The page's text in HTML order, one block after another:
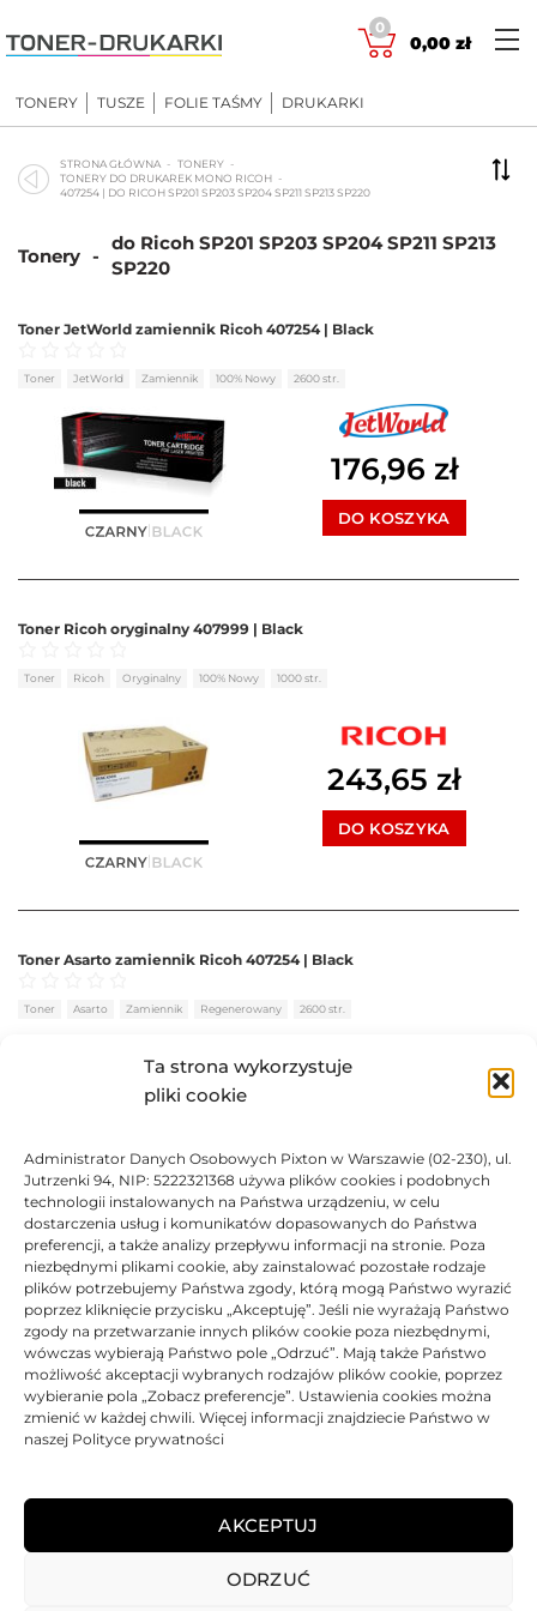
Ta strona wykorzystuje
pliki cookie
Administrator Danych Osobowych Pixton w Warszawie (02-230), ul.
Jutrzenki 94, NIP: 5222321368 używa plików cookies i podobnych
technologii instalowanych na Państwa urządzeniu, w celu
dostarczenia usług i komunikatów dopasowanych do Państwa
preferencji, a także analizy przepływu informacji na stronie. Poza
niezbędnymi plikami cookie, aby zainstalować pozostałe rodzaje
plików potrzebujemy Państwa zgody, którą mogą Państwo wyrazić
poprzez kliknięcie przycisku „Akceptuję”. Jeśli nie wyrażają Państwo
zgody na przetwarzanie innych plików cookie poza niezbędnymi,
wówczas wybierają Państwo pole „Odrzuć”. Mają także Państwo
możliwość akceptacji wybranych rodzajów plików cookie, poprzez
wybieranie pola „Zobacz preferencje”. Ustawienia cookies można
zmienić w każdej chwili. Więcej informacji znajdziecie Państwo w
naszej Polityce prywatności
AKCEPTUJ
ODRZUĆ
to
content
0
0,00 zł
TONERY TUSZE FOLIE TAŚMY DRUKARKI
STRONA GŁÓWNA
TONERY
TONERY DO DRUKAREK MONO RICOH
407254 | DO RICOH SP201 SP203 SP204 SP211 SP213 SP220
Tonery -
do Ricoh SP201 SP203 SP204 SP211 SP213
SP220
Toner JetWorld zamiennik Ricoh 407254 | Black
Oceniono na 5
Toner JetWorld Zamiennik 100% Nowy 2600 str.
176,96 zł
DO KOSZYKA
Toner Ricoh oryginalny 407999 | Black
Oceniono 0na 5
Toner Ricoh Oryginalny 100% Nowy 1000 str.
243,65 zł
DO KOSZYKA
Toner Asarto zamiennik Ricoh 407254 | Black
Oceniono0 na 5
Toner Asarto Zamiennik Regenerowany 2600 str.
BRAK
BRAK
Toner Ricoh oryginalny 407254 | Black
Oceniono0na 5
Toner Ricoh Oryginalny 100% Nowy 2600 str.